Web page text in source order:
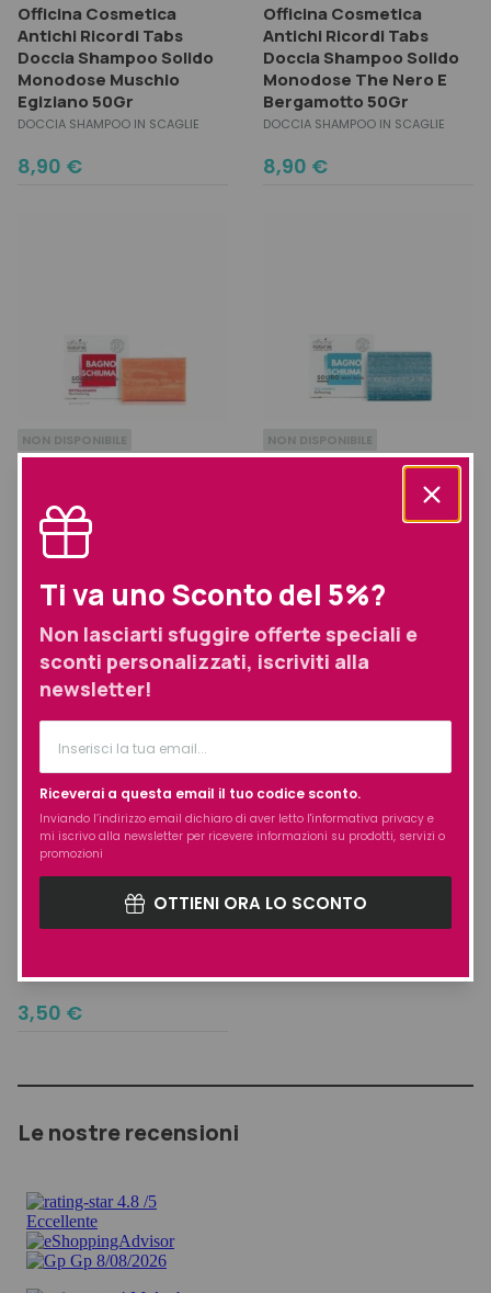
Ti va uno Sconto del 5%?
Non lasciarti sfuggire offerte speciali e
sconti personalizzati, iscriviti alla
newsletter!
OTTIENI ORA LO SCONTO
Riceverai a questa email il tuo codice sconto.
Inviando l’indirizzo email dichiaro di aver letto l'informativa privacy e
mi iscrivo alla newsletter per ricevere informazioni su prodotti, servizi o
promozioni
Officina Cosmetica
Antichi Ricordi Tabs
Doccia Shampoo Solido
Monodose Muschio
Egiziano 50Gr
DOCCIA SHAMPOO IN SCAGLIE
8,90 €
Officina Cosmetica
Antichi Ricordi Tabs
Doccia Shampoo Solido
Monodose The Nero E
Bergamotto 50Gr
DOCCIA SHAMPOO IN SCAGLIE
8,90 €
NON DISPONIBILE
Rivitalizzante 15 gr
DETERGENTE SOLIDO CORPO
RIVITALIZZANTE
2,95 €
NON DISPONIBILE
Bagnoschiuma Solido
2,95€
Officina Naturae Sapone
Alla Mela Cotogna E
3,50 €
Le nostre recensioni